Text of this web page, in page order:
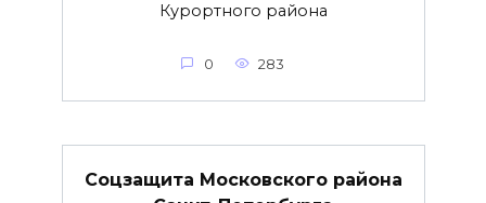
Курортного района
0 283
Соцзащита Московского района